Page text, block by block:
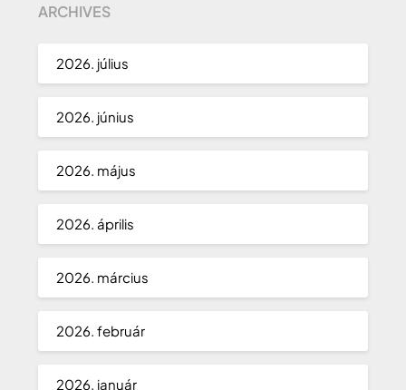
ARCHIVES
2026. július
2026. június
2026. május
2026. április
2026. március
2026. február
2026. január